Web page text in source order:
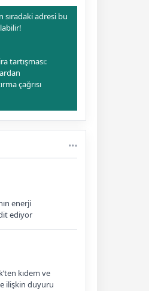
sıradaki adresi bu
tartışması:
çağrısı
enerji
ediyor
kıdem ve
ilişkin duyuru